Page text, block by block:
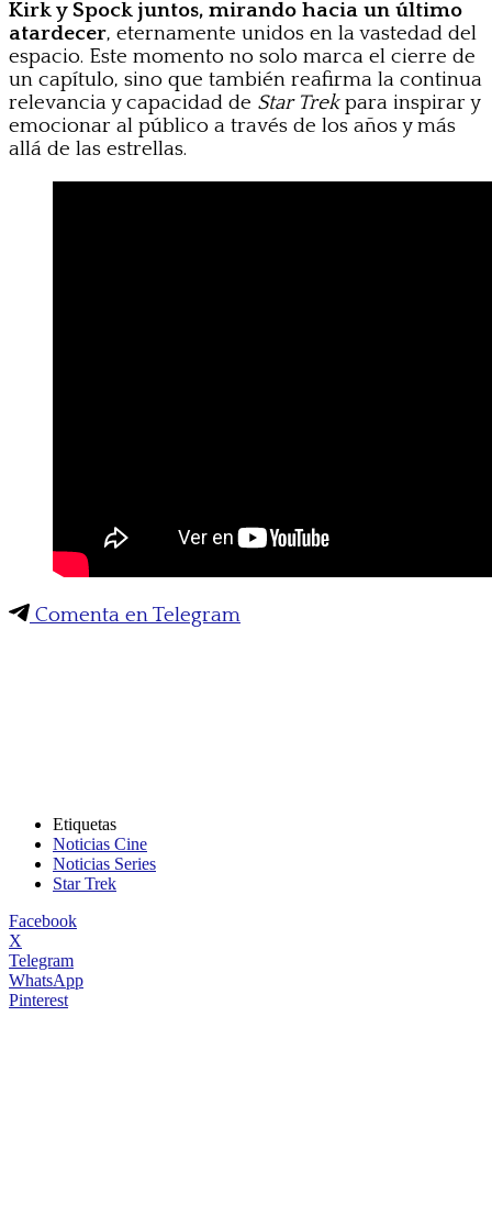
Kirk y Spock juntos, mirando hacia un último
atardecer, eternamente unidos en la vastedad del
espacio. Este momento no solo marca el cierre de
un capítulo, sino que también reafirma la continua
relevancia y capacidad de Star Trekpara inspirar y
emocionar al público a través de los años y más
allá de las estrellas.
Comenta en Telegram
Etiquetas
Noticias Cine
Noticias Series
Star Trek
Facebook
X
Telegram
WhatsApp
Pinterest